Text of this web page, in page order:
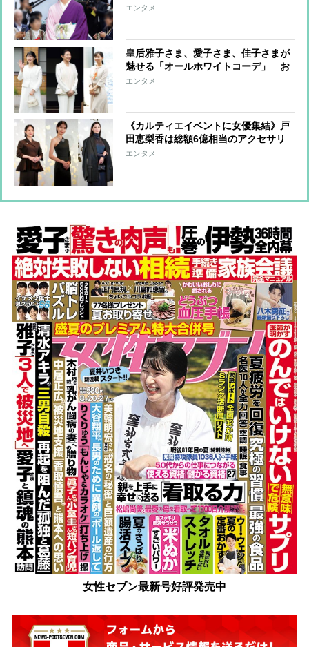
満島ひかり、川口春奈らはハートポー
エンタメ
皇后雅子さま、愛子さま、佳子さまが
魅せる「オールホワイトコーデ」 お
しゃれに着こなすコツに注目
エンタメ
《カルティエイベントに女優集結》戸
田恵梨香は総額6億相当のアクセサリ
ーも！中条あやみ、高畑充希、山口智
エンタメ
女性セブン最新号好評発売中